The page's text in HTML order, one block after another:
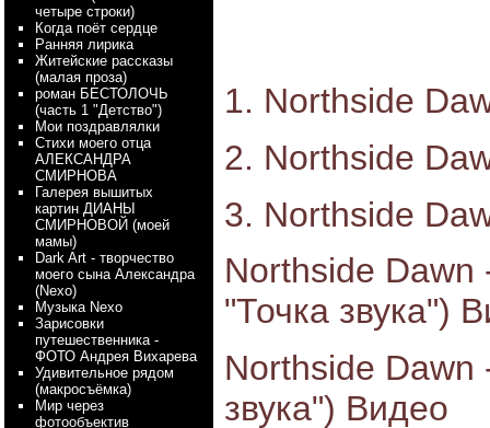
четыре строки)
Когда поёт сердце
Ранняя лирика
Житейские рассказы
(малая проза)
роман БЕСТОЛОЧЬ
(часть 1 "Детство")
Мои поздравлялки
Стихи моего отца
АЛЕКСАНДРА
СМИРНОВА
Галерея вышитых
картин ДИАНЫ
СМИРНОВОЙ (моей
мамы)
Dark Art - творчество
моего сына Александра
(Nexo)
Myзыка Nexo
Зарисовки
путешественника -
ФОТО Андрея Вихарева
Удивительное рядом
(макросъёмка)
Мир через
фотообъектив
1. Northside
2. Northside
3. Northside
Northside Dawn
"Точка звука")
Northside Dawn
звука") Видео